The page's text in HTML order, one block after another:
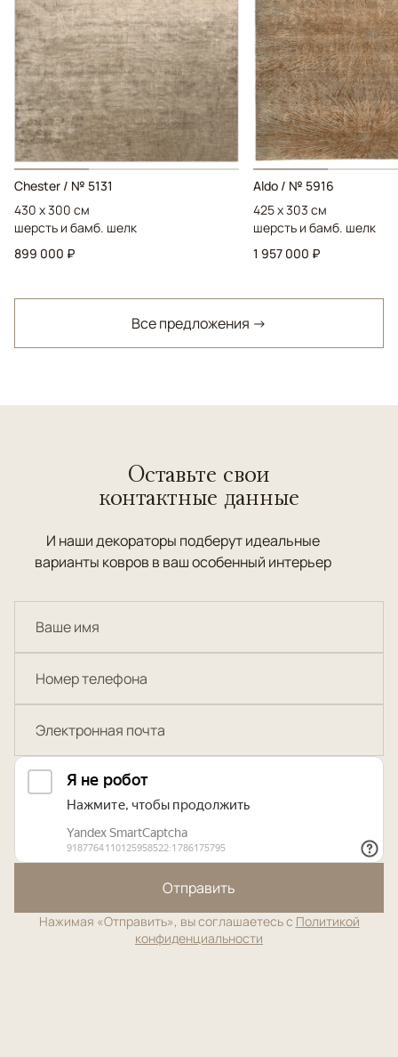
Chester / № 5131
430 x 300 см
шерсть и бамб. шелк
899 000 ₽
Aldo / № 5916
425 x 303 см
шерсть и бамб. шелк
1 957 000 ₽
Все предложения →
Оставьте свои
контактные данные
И наши декораторы подберут идеальные
варианты ковров в ваш особенный интерьер
Отправить
Нажимая «Отправить», вы соглашаетесь с Политикой
конфиденциальности